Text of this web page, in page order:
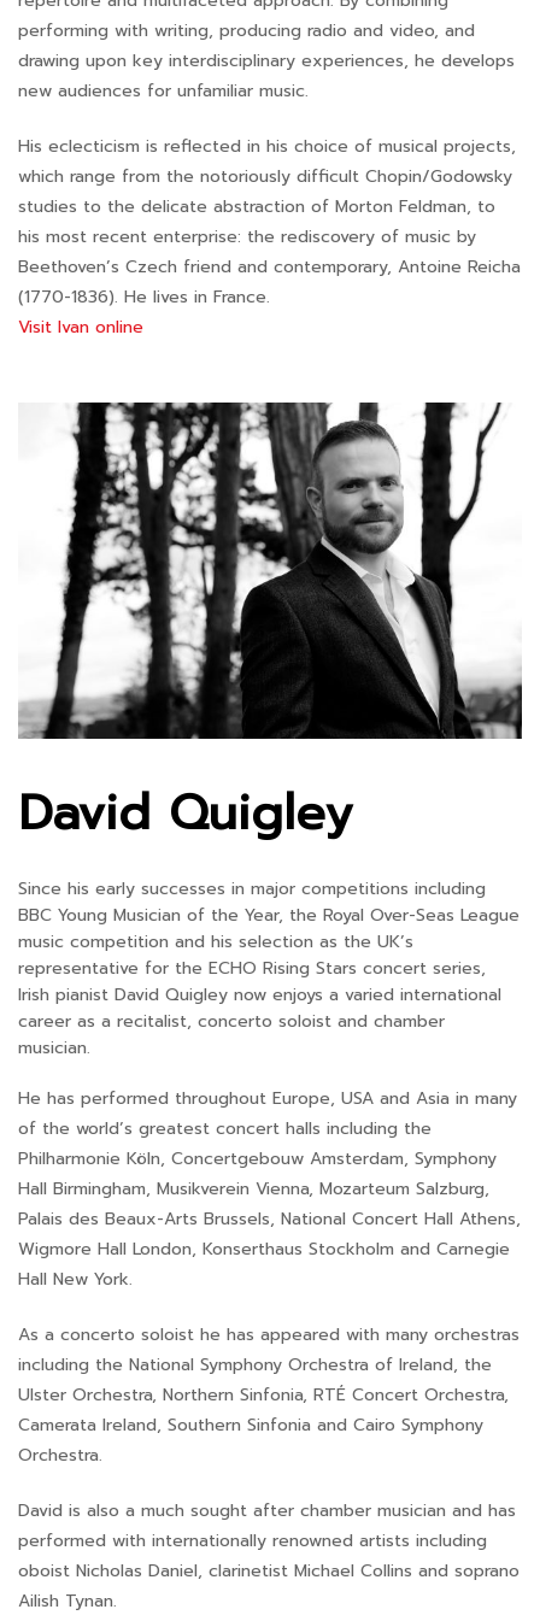
performing with writing, producing radio and video, and
drawing upon key interdisciplinary experiences, he develops
new audiences for unfamiliar music.
His eclecticism is reflected in his choice of musical projects,
which range from the notoriously difficult Chopin/Godowsky
studies to the delicate abstraction of Morton Feldman, to
his most recent enterprise: the rediscovery of music by
Beethoven’s Czech friend and contemporary, Antoine Reicha
(1770-1836). He lives in France.
Visit Ivan online
David Quigley
Since his early successes in major competitions including
BBC Young Musician of the Year, the Royal Over-Seas League
music competition and his selection as the UK’s
representative for the ECHO Rising Stars concert series,
Irish pianist David Quigley now enjoys a varied international
career as a recitalist, concerto soloist and chamber
musician.
He has performed throughout Europe, USA and Asia in many
of the world’s greatest concert halls including the
Philharmonie Köln, Concertgebouw Amsterdam, Symphony
Hall Birmingham, Musikverein Vienna, Mozarteum Salzburg,
Palais des Beaux-Arts Brussels, National Concert Hall Athens,
Wigmore Hall London, Konserthaus Stockholm and Carnegie
Hall New York.
As a concerto soloist he has appeared with many orchestras
including the National Symphony Orchestra of Ireland, the
Ulster Orchestra, Northern Sinfonia, RTÉ Concert Orchestra,
Camerata Ireland, Southern Sinfonia and Cairo Symphony
Orchestra.
David is also a much sought after chamber musician and has
performed with internationally renowned artists including
oboist Nicholas Daniel, clarinetist Michael Collins and soprano
Ailish Tynan.